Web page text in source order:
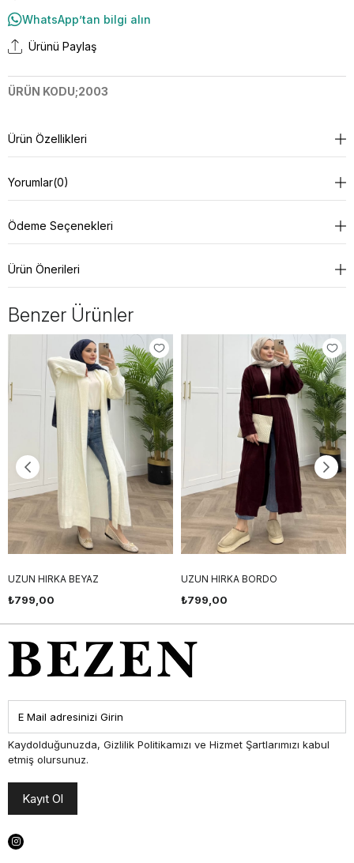
WhatsApp’tan bilgi alın
Ürünü Paylaş
ÜRÜN KODU;2003
Ürün Özellikleri
Yorumlar(0)
Ödeme Seçenekleri
Ürün Önerileri
Benzer Ürünler
UZUN HIRKA BEYAZ
₺799,00
UZUN HIRKA BORDO
₺799,00
Kayıt Ol
Kaydolduğunuzda, Gizlilik Politikamızı ve Hizmet Şartlarımızı kabul
etmiş olursunuz.